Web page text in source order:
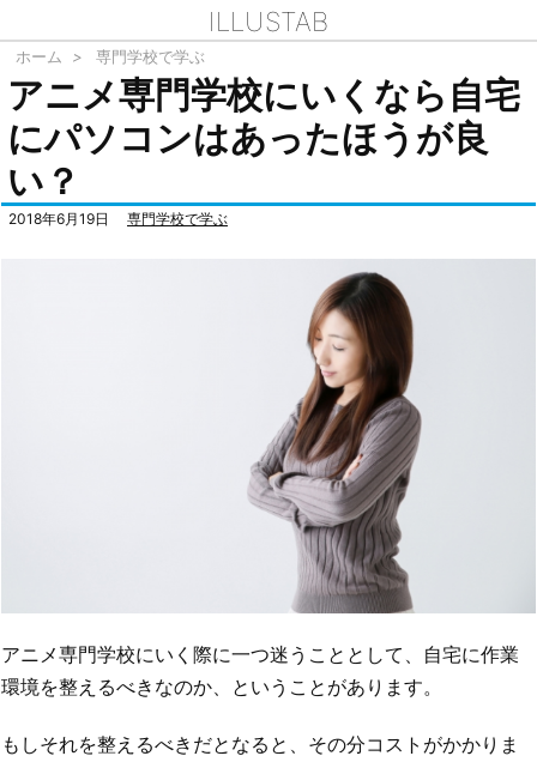
ILLUSTAB
ホーム > 専門学校で学ぶ
アニメ専門学校にいくなら自宅
にパソコンはあったほうが良
い？
2018年6月19日 専門学校で学ぶ
アニメ専門学校にいく際に一つ迷うこととして、自宅に作業
環境を整えるべきなのか、ということがあります。
もしそれを整えるべきだとなると、その分コストがかかりま